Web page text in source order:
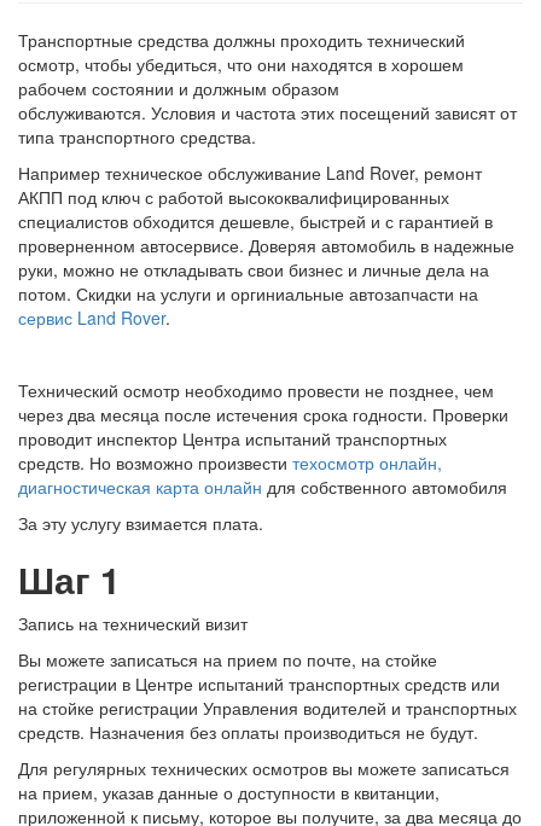
Транспортные средства должны проходить технический
осмотр, чтобы убедиться, что они находятся в хорошем
рабочем состоянии и должным образом
обслуживаются. Условия и частота этих посещений зависят от
типа транспортного средства.
Например техническое обслуживание Land Rover, ремонт
АКПП под ключ с работой высококвалифицированных
специалистов обходится дешевле, быстрей и с гарантией в
проверненном автосервисе. Доверяя автомобиль в надежные
руки, можно не откладывать свои бизнес и личные дела на
потом. Скидки на услуги и оргиниальные автозапчасти на
сервис Land Rover.
Технический осмотр необходимо провести не позднее, чем
через два месяца после истечения срока годности. Проверки
проводит инспектор Центра испытаний транспортных
средств. Но возможно произвести техосмотр онлайн,
диагностическая карта онлайн для собственного автомобиля
За эту услугу взимается плата.
Шаг 1
Запись на технический визит
Вы можете записаться на прием по почте, на стойке
регистрации в Центре испытаний транспортных средств или
на стойке регистрации Управления водителей и транспортных
средств. Назначения без оплаты производиться не будут.
Для регулярных технических осмотров вы можете записаться
на прием, указав данные о доступности в квитанции,
приложенной к письму, которое вы получите, за два месяца до